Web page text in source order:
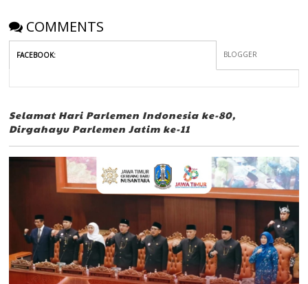
COMMENTS
FACEBOOK: BLOGGER
Selamat Hari Parlemen Indonesia ke-80,
Dirgahayu Parlemen Jatim ke-11